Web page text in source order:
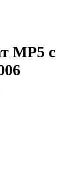
MP5 с